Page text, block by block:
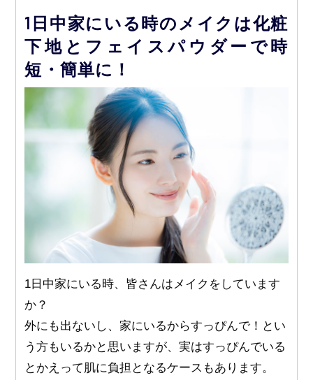
1日中家にいる時のメイクは化粧
下地とフェイスパウダーで時
短・簡単に！
1日中家にいる時、皆さんはメイクをしています
か？
外にも出ないし、家にいるからすっぴんで！とい
う方もいるかと思いますが、実はすっぴんでいる
とかえって肌に負担となるケースもあります。